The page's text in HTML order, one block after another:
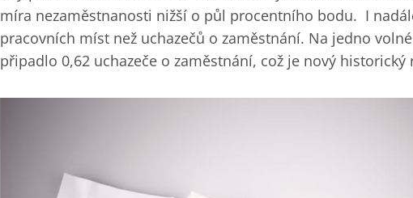
míra nezaměstnanosti nižší o půl procentního bodu. I
pracovních míst než uchazečů o zaměstnání. Na jedno
připadlo 0,62 uchazeče o zaměstnání, což je nový historický